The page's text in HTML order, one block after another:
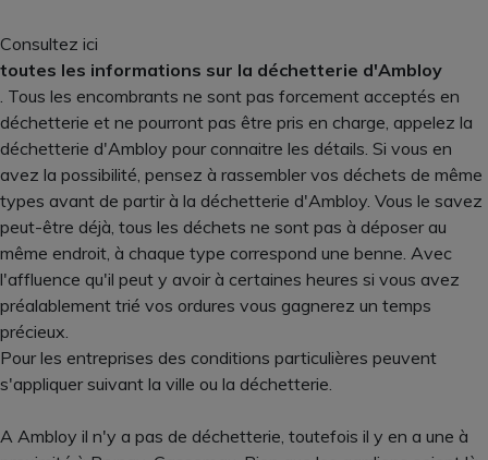
Consultez ici
toutes les informations sur la déchetterie d'Ambloy
. Tous les encombrants ne sont pas forcement acceptés en
déchetterie et ne pourront pas être pris en charge, appelez la
déchetterie d'Ambloy pour connaitre les détails. Si vous en
avez la possibilité, pensez à rassembler vos déchets de même
types avant de partir à la déchetterie d'Ambloy. Vous le savez
peut-être déjà, tous les déchets ne sont pas à déposer au
même endroit, à chaque type correspond une benne. Avec
l'affluence qu'il peut y avoir à certaines heures si vous avez
préalablement trié vos ordures vous gagnerez un temps
précieux.
Pour les entreprises des conditions particulières peuvent
s'appliquer suivant la ville ou la déchetterie.
A Ambloy il n'y a pas de déchetterie, toutefois il y en a une à